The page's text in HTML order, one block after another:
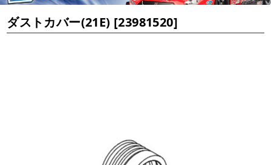
ダストカバー(21E) [23981520]